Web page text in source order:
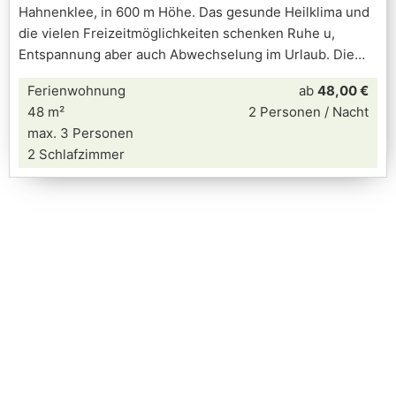
Hahnenklee, in 600 m Höhe. Das gesunde Heilklima und
die vielen Freizeitmöglichkeiten schenken Ruhe u,
Entspannung aber auch Abwechselung im Urlaub. Die
Ferienwohnung
48 m²
max. 3 Personen
2 Schlafzimmer
ab 48,00 €
2 Personen / Nacht